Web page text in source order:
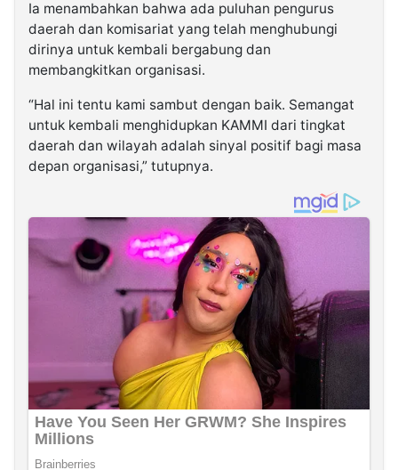
Ia menambahkan bahwa ada puluhan pengurus
daerah dan komisariat yang telah menghubungi
dirinya untuk kembali bergabung dan
membangkitkan organisasi.
“Hal ini tentu kami sambut dengan baik. Semangat
untuk kembali menghidupkan KAMMI dari tingkat
daerah dan wilayah adalah sinyal positif bagi masa
depan organisasi,” tutupnya.